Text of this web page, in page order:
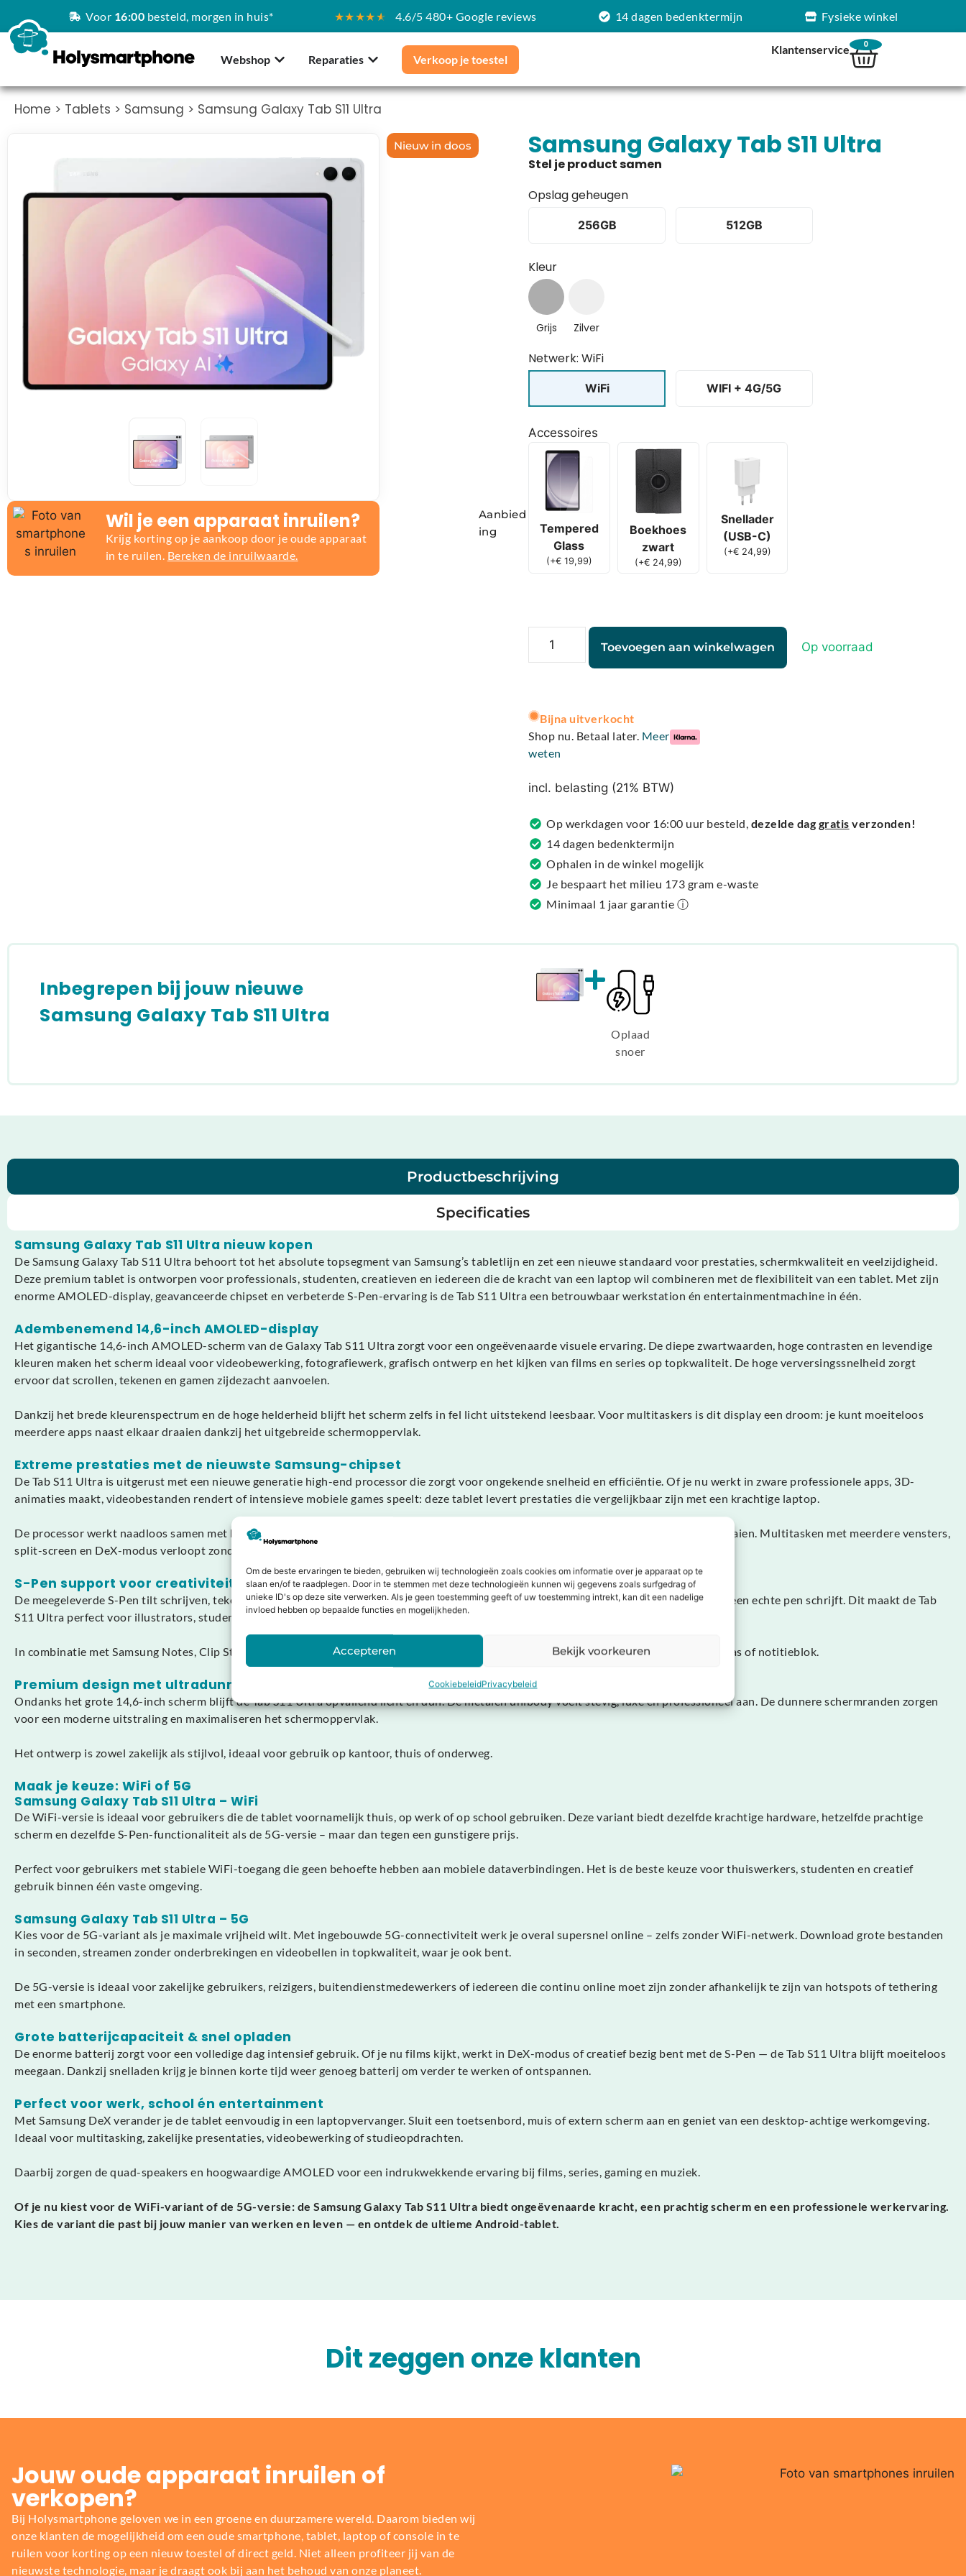
Om de beste ervaringen te bieden, gebruiken wij technologieën zoals cookies om informatie over je apparaat op te
slaan en/of te raadplegen. Door in te stemmen met deze technologieën kunnen wij gegevens zoals surfgedrag of
unieke ID's op deze site verwerken. Als je geen toestemming geeft of uw toestemming intrekt, kan dit een nadelige
invloed hebben op bepaalde functies en mogelijkheden.
Accepteren Bekijk voorkeuren
CookiebeleidPrivacybeleid
Voor 16:00 besteld, morgen in huis* ★★★★★ 4.6/5 480+ Google reviews 14 dagen bedenktermijn Fysieke winkel
Webshop Reparaties Verkoop je toestel
Klantenservice 0
Home > Tablets > Samsung > Samsung Galaxy Tab S11 Ultra
Wil je een apparaat inruilen?
Krijg korting op je aankoop door je oude apparaat
in te ruilen. Bereken de inruilwaarde.
Nieuw in doos
Aanbied
ing
Samsung Galaxy Tab S11 Ultra
Opslag geheugen
256GB 512GB
Kleur
Grijs Zilver
Netwerk: WiFi
WiFi WIFI + 4G/5G
Accessoires
Tempered
Glass
(+€19,99)
Boekhoes
zwart
(+€24,99)
Snellader
(USB-C)
(+€24,99)
Toevoegen aan winkelwagen Op voorraad
l
t
n
t
i
v
e
:
Bijna uitverkocht
Shop nu. Betaal later. Meer
weten
incl. belasting (21% BTW)
Op werkdagen voor 16:00 uur besteld, dezelde dag gratis verzonden!
14 dagen bedenktermijn
Ophalen in de winkel mogelijk
Je bespaart het milieu 173 gram e-waste
Minimaal 1 jaar garantie ⓘ
Inbegrepen bij jouw nieuwe
Samsung Galaxy Tab S11 Ultra
Oplaad
snoer
Productbeschrijving
Specificaties
Samsung Galaxy Tab S11 Ultra nieuw kopen
De Samsung Galaxy Tab S11 Ultra behoort tot het absolute topsegment van Samsung’s tabletlijn en zet een nieuwe standaard voor prestaties, schermkwaliteit en veelzijdigheid.
Deze premium tablet is ontworpen voor professionals, studenten, creatieven en iedereen die de kracht van een laptop wil combineren met de flexibiliteit van een tablet. Met zijn
enorme AMOLED-display, geavanceerde chipset en verbeterde S-Pen-ervaring is de Tab S11 Ultra een betrouwbaar werkstation én entertainmentmachine in één.
Adembenemend 14,6-inch AMOLED-display
Het gigantische 14,6-inch AMOLED-scherm van de Galaxy Tab S11 Ultra zorgt voor een ongeëvenaarde visuele ervaring. De diepe zwartwaarden, hoge contrasten en levendige
kleuren maken het scherm ideaal voor videobewerking, fotografiewerk, grafisch ontwerp en het kijken van films en series op topkwaliteit. De hoge verversingssnelheid zorgt
ervoor dat scrollen, tekenen en gamen zijdezacht aanvoelen.
Dankzij het brede kleurenspectrum en de hoge helderheid blijft het scherm zelfs in fel licht uitstekend leesbaar. Voor multitaskers is dit display een droom: je kunt moeiteloos
meerdere apps naast elkaar draaien dankzij het uitgebreide schermoppervlak.
Extreme prestaties met de nieuwste Samsung-chipset
De Tab S11 Ultra is uitgerust met een nieuwe generatie high-end processor die zorgt voor ongekende snelheid en efficiëntie. Of je nu werkt in zware professionele apps, 3D-
animaties maakt, videobestanden rendert of intensieve mobiele games speelt: deze tablet levert prestaties die vergelijkbaar zijn met een krachtige laptop.
De processor werkt naadloos samen met het geoptimaliseerde Android-systeem, waardoor alles soepel, stabiel en energiezuinig blijft draaien. Multitasken met meerdere vensters,
split-screen en DeX-modus verloopt zonder enige vertraging.
S-Pen support voor creativiteit en productiviteit
De meegeleverde S-Pen tilt schrijven, tekenen en navigeren naar een hoger niveau. Met extreem lage input-latency voelt het alsof je met een echte pen schrijft. Dit maakt de Tab
S11 Ultra perfect voor illustrators, studenten, digitale artiesten en zakelijke gebruikers die notities maken tijdens vergaderingen.
In combinatie met Samsung Notes, Clip Studio Paint en andere professionele apps kun je de tablet gebruiken als volwaardig digitaal canvas of notitieblok.
Premium design met ultradunne metalen behuizing
Ondanks het grote 14,6-inch scherm blijft de Tab S11 Ultra opvallend licht en dun. De metalen unibody voelt stevig, luxe en professioneel aan. De dunnere schermranden zorgen
voor een moderne uitstraling en maximaliseren het schermoppervlak.
Het ontwerp is zowel zakelijk als stijlvol, ideaal voor gebruik op kantoor, thuis of onderweg.
Maak je keuze: WiFi of 5G
Samsung Galaxy Tab S11 Ultra – WiFi
De WiFi-versie is ideaal voor gebruikers die de tablet voornamelijk thuis, op werk of op school gebruiken. Deze variant biedt dezelfde krachtige hardware, hetzelfde prachtige
scherm en dezelfde S-Pen-functionaliteit als de 5G-versie – maar dan tegen een gunstigere prijs.
Perfect voor gebruikers met stabiele WiFi-toegang die geen behoefte hebben aan mobiele dataverbindingen. Het is de beste keuze voor thuiswerkers, studenten en creatief
gebruik binnen één vaste omgeving.
Samsung Galaxy Tab S11 Ultra – 5G
Kies voor de 5G-variant als je maximale vrijheid wilt. Met ingebouwde 5G-connectiviteit werk je overal supersnel online – zelfs zonder WiFi-netwerk. Download grote bestanden
in seconden, streamen zonder onderbrekingen en videobellen in topkwaliteit, waar je ook bent.
De 5G-versie is ideaal voor zakelijke gebruikers, reizigers, buitendienstmedewerkers of iedereen die continu online moet zijn zonder afhankelijk te zijn van hotspots of tethering
met een smartphone.
Grote batterijcapaciteit & snel opladen
De enorme batterij zorgt voor een volledige dag intensief gebruik. Of je nu films kijkt, werkt in DeX-modus of creatief bezig bent met de S-Pen — de Tab S11 Ultra blijft moeiteloos
meegaan. Dankzij snelladen krijg je binnen korte tijd weer genoeg batterij om verder te werken of ontspannen.
Perfect voor werk, school én entertainment
Met Samsung DeX verander je de tablet eenvoudig in een laptopvervanger. Sluit een toetsenbord, muis of extern scherm aan en geniet van een desktop-achtige werkomgeving.
Ideaal voor multitasking, zakelijke presentaties, videobewerking of studieopdrachten.
Daarbij zorgen de quad-speakers en hoogwaardige AMOLED voor een indrukwekkende ervaring bij films, series, gaming en muziek.
Of je nu kiest voor de WiFi-variant of de 5G-versie: de Samsung Galaxy Tab S11 Ultra biedt ongeëvenaarde kracht, een prachtig scherm en een professionele werkervaring.
Kies de variant die past bij jouw manier van werken en leven — en ontdek de ultieme Android-tablet.
Dit zeggen onze klanten
Jouw oude apparaat inruilen of
verkopen?
Bij Holysmartphone geloven we in een groene en duurzamere wereld. Daarom bieden wij
onze klanten de mogelijkheid om een oude smartphone, tablet, laptop of console in te
ruilen voor korting op een nieuw toestel of direct geld. Niet alleen profiteer jij van de
nieuwste technologie, maar je draagt ook bij aan het behoud van onze planeet.